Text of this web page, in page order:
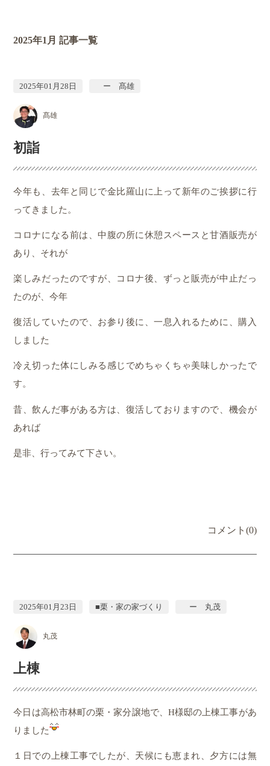
2025年1月 記事一覧
2025年01月28日 ー 髙雄
髙雄
初詣
今年も、去年と同じで金比羅山に上って新年のご挨拶に行
ってきました。
コロナになる前は、中腹の所に休憩スペースと甘酒販売が
あり、それが
楽しみだったのですが、コロナ後、ずっと販売が中止だっ
たのが、今年
復活していたので、お参り後に、一息入れるために、購入
しました
冷え切った体にしみる感じでめちゃくちゃ美味しかったで
す。
昔、飲んだ事がある方は、復活しておりますので、機会が
あれば
是非、行ってみて下さい。
コメント(0)
2025年01月23日 ■栗・家の家づくり ー 丸茂
丸茂
上棟
今日は高松市林町の栗・家分譲地で、H様邸の上棟工事があ
りました
１日での上棟工事でしたが、天候にも恵まれ、夕方には無